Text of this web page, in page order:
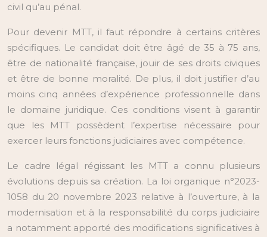
civil qu’au pénal.
Pour devenir MTT, il faut répondre à certains critères
spécifiques. Le candidat doit être âgé de 35 à 75 ans,
être de nationalité française, jouir de ses droits civiques
et être de bonne moralité. De plus, il doit justifier d’au
moins cinq années d’expérience professionnelle dans
le domaine juridique. Ces conditions visent à garantir
que les MTT possèdent l’expertise nécessaire pour
exercer leurs fonctions judiciaires avec compétence.
Le cadre légal régissant les MTT a connu plusieurs
évolutions depuis sa création. La loi organique n°2023-
1058 du 20 novembre 2023 relative à l’ouverture, à la
modernisation et à la responsabilité du corps judiciaire
a notamment apporté des modifications significatives à